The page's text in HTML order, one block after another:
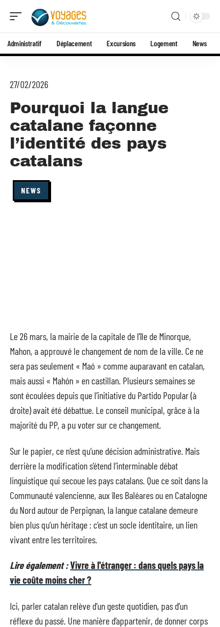
Administratif Déplacement Excursions Logement News
27/02/2026
Pourquoi la langue
catalane façonne
l’identité des pays
catalans
NEWS
Le 26 mars, la mairie de la capitale de l’île de Minorque,
Mahon, a approuvé le changement de nom de la ville. Ce ne
sera pas seulement « Maó » comme auparavant en catalan,
mais aussi « Mahón » en castillan. Plusieurs semaines se
sont écoulées depuis que l’initiative du Partido Popular (à
droite) avait été débattue. Le conseil municipal, grâce à la
majorité du PP, a pu voter sur ce changement.
Sur le papier, ce n’est qu’une décision administrative. Mais
derrière la modification s’étend l’interminable débat
linguistique qui secoue les pays catalans. Que ce soit dans la
Communauté valencienne, aux îles Baléares ou en Catalogne
du Nord autour de Perpignan, la langue catalane demeure
bien plus qu’un héritage : c’est un socle identitaire, un lien
vivant entre les territoires.
Lire également :Vivre à l'étranger : dans quels pays la
vie coûte moins cher ?
Ici, parler catalan relève d’un geste quotidien, pas d’un
réflexe du passé. Une manière d’appartenir, de donner corps